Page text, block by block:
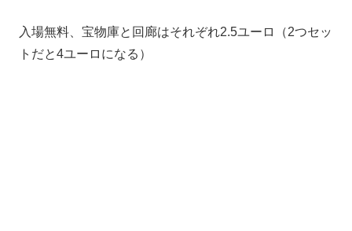
入場無料、宝物庫と回廊はそれぞれ2.5ユーロ（2つセッ
トだと4ユーロになる）